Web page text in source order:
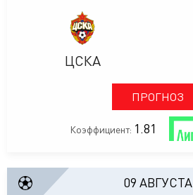
ЦСКА
ПРОГНОЗ
Коэффициент: 1.81
09 АВГУСТА